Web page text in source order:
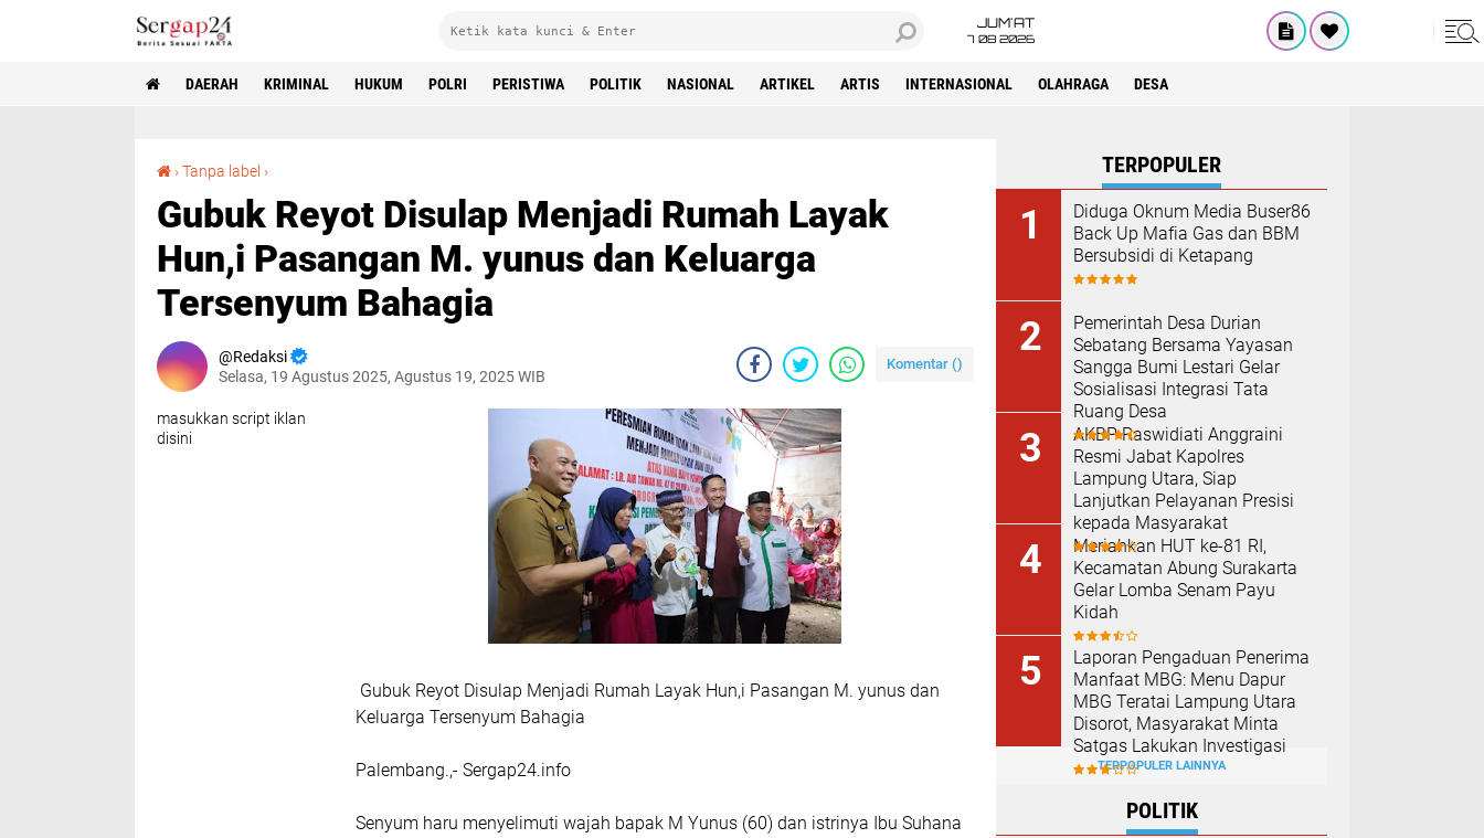
JUM'AT
7 08 2026
DAERAH KRIMINAL HUKUM POLRI PERISTIWA POLITIK NASIONAL ARTIKEL ARTIS INTERNASIONAL OLAHRAGA DESA
›Tanpa label ›
Gubuk Reyot Disulap Menjadi Rumah Layak
Hun,i Pasangan M. yunus dan Keluarga
Tersenyum Bahagia
Redaksi
Selasa, 19 Agustus 2025, Agustus 19, 2025 WIB
Komentar ()
masukkan script iklan
disini
Gubuk Reyot Disulap Menjadi Rumah Layak Hun,i Pasangan M. yunus dan
Keluarga Tersenyum Bahagia
Palembang.,- Sergap24.info
Senyum haru menyelimuti wajah bapak M Yunus (60) dan istrinya Ibu Suhana
TERPOPULER
Diduga Oknum Media Buser86
Back Up Mafia Gas dan BBM
Bersubsidi di Ketapang
Pemerintah Desa Durian
Sebatang Bersama Yayasan
Sangga Bumi Lestari Gelar
Sosialisasi Integrasi Tata
Ruang Desa
AKBP Raswidiati Anggraini
Resmi Jabat Kapolres
Lampung Utara, Siap
Lanjutkan Pelayanan Presisi
kepada Masyarakat
Meriahkan HUT ke-81 RI,
Kecamatan Abung Surakarta
Gelar Lomba Senam Payu
Kidah
Laporan Pengaduan Penerima
Manfaat MBG: Menu Dapur
MBG Teratai Lampung Utara
Disorot, Masyarakat Minta
Satgas Lakukan Investigasi
TERPOPULER LAINNYA
POLITIK